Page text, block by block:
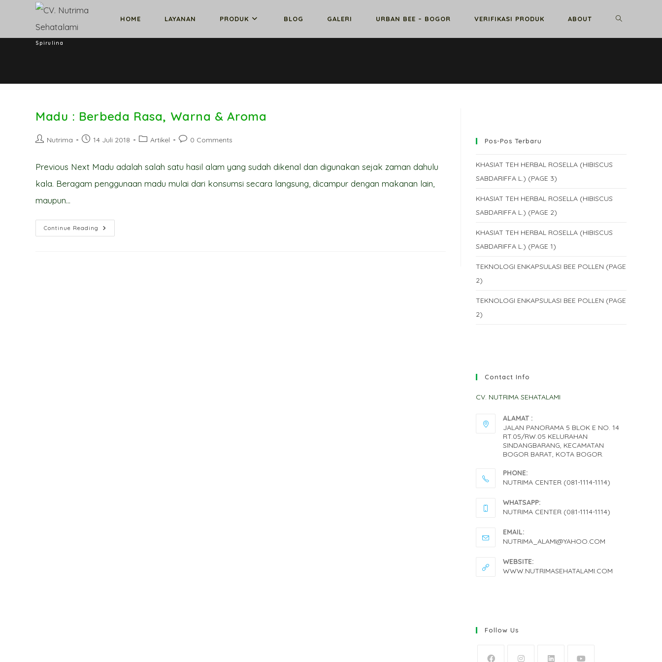
HOME LAYANAN PRODUK BLOG GALERI URBAN BEE – BOGOR VERIFIKASI PRODUK ABOUT TOGGLE
Spirulina
Madu : Berbeda Rasa, Warna & Aroma
PostNutrima
Post14 Juli 2018
PostArtikel
Post0 Comments
Previous Next Madu adalah salah satu hasil alam yang sudah dikenal dan digunakan sejak zaman dahulu
kala. Beragam penggunaan madu mulai dari konsumsi secara langsung, dicampur dengan makanan lain,
maupun…
Continue Reading Madu
:
Pos-Pos Terbaru
KHASIAT TEH HERBAL ROSELLA (HIBISCUS
SABDARIFFA L.) (PAGE 3)
KHASIAT TEH HERBAL ROSELLA (HIBISCUS
SABDARIFFA L.) (PAGE 2)
KHASIAT TEH HERBAL ROSELLA (HIBISCUS
SABDARIFFA L.) (PAGE 1)
TEKNOLOGI ENKAPSULASI BEE POLLEN (PAGE
2)
TEKNOLOGI ENKAPSULASI BEE POLLEN (PAGE
2)
Contact Info
CV. NUTRIMA SEHATALAMI
ALAMAT :
JALAN PANORAMA 5 BLOK E NO. 14
RT.05/RW.05 KELURAHAN
SINDANGBARANG, KECAMATAN
BOGOR BARAT, KOTA BOGOR.
PHONE:
NUTRIMA CENTER (081-1114-1114)
IN
APPLICATION
WHATSAPP:
NUTRIMA CENTER (081-1114-1114)
IN
APPLICATION
EMAIL:
NUTRIMA_ALAMI@YAHOO.COM
APPLICATION
WEBSITE:
WWW.NUTRIMASEHATALAMI.COM
Follow Us